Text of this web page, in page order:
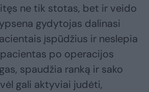
ne tik stotas, bet ir veido
gydytojas dalinasi
įspūdžius ir neslepia
po operacijos
spaudžia ranką ir sako
gali aktyviai judėti,